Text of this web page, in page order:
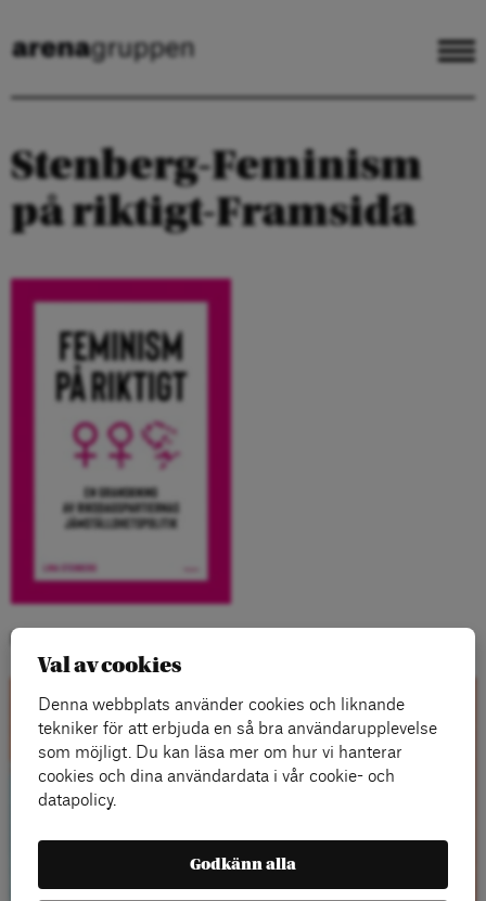
Stenberg-Feminism
på riktigt-Framsida
Kategorier:
Kontakta oss
Val av cookies
Denna webbplats använder cookies och liknande
tekniker för att erbjuda en så bra användarupplevelse
som möjligt. Du kan läsa mer om hur vi hanterar
cookies och dina användardata i vår cookie- och
datapolicy.
Godkänn alla